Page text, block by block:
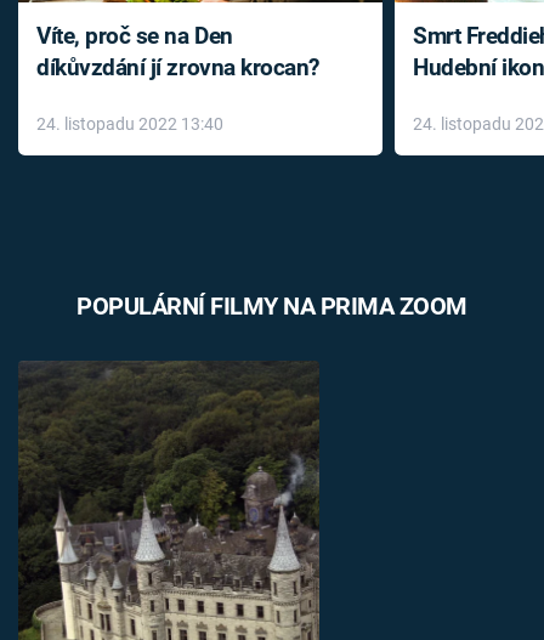
Víte, proč se na Den
díkůvzdání jí zrovna krocan?
24. listopadu 2022 13:40
Smrt
Hudební
léky
24. listopadu
POPULÁRNÍ FILMY NA PRIMA ZOOM